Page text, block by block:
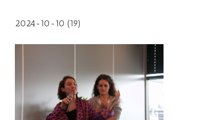
2024-10-10 (19)